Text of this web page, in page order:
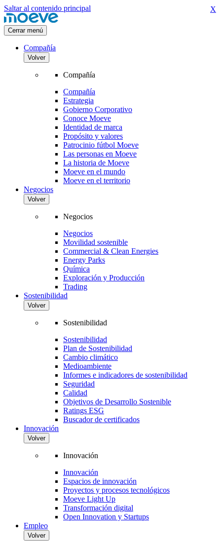
Saltar al contenido principal
Cerrar menú
Compañía
Volver
Compañía
Compañía
Estrategia
Gobierno Corporativo
Conoce Moeve
Identidad de marca
Propósito y valores
Patrocinio fútbol Moeve
Las personas en Moeve
La historia de Moeve
Moeve en el mundo
Moeve en el territorio
Negocios
Volver
Negocios
Negocios
Movilidad sostenible
Commercial & Clean Energies
Energy Parks
Química
Exploración y Producción
Trading
Sostenibilidad
Volver
Sostenibilidad
Sostenibilidad
Plan de Sostenibilidad
Cambio climático
Medioambiente
Informes e indicadores de sostenibilidad
Seguridad
Calidad
Objetivos de Desarrollo Sostenible
Ratings ESG
Buscador de certificados
Innovación
Volver
Innovación
Innovación
Espacios de innovación
Proyectos y procesos tecnológicos
Moeve Light Up
Transformación digital
Open Innovation y Startups
Empleo
Volver
X